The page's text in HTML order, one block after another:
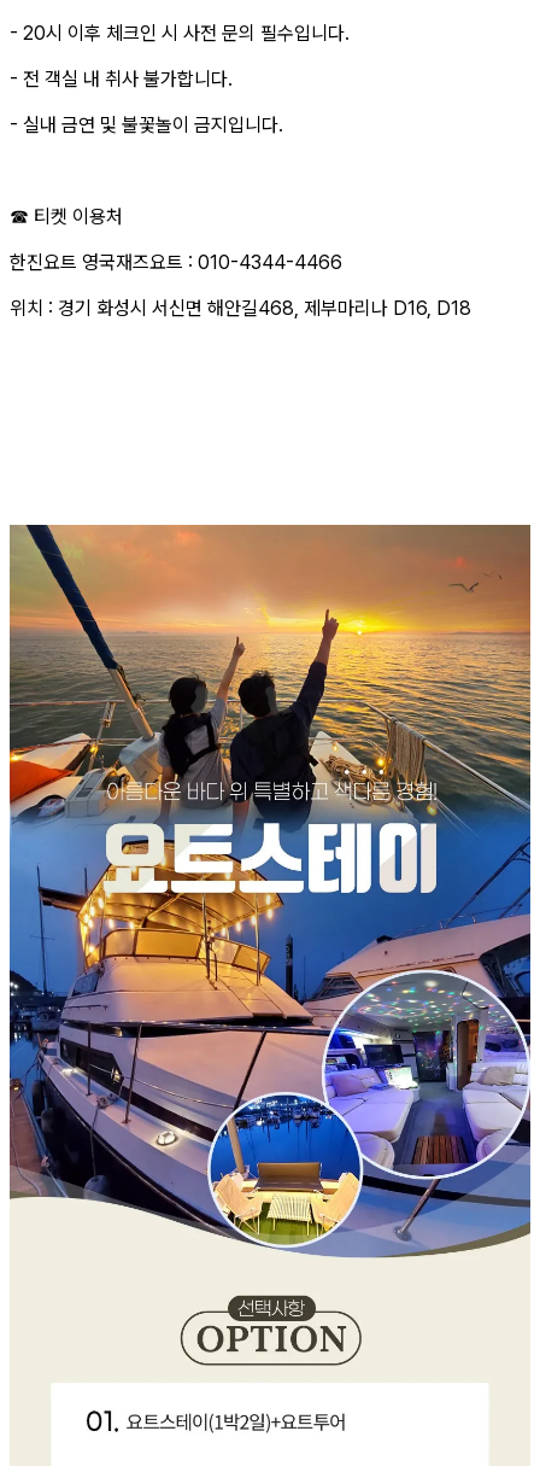
- 20시 이후 체크인 시 사전 문의 필수입니다.
- 전 객실 내 취사 불가합니다.
- 실내 금연 및 불꽃놀이 금지입니다.
☎ 티켓 이용처
한진요트 영국재즈요트 : 010-4344-4466
위치 : 경기 화성시 서신면 해안길468, 제부마리나 D16, D18